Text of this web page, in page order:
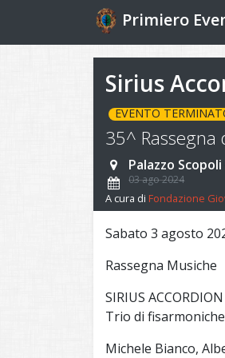
Primiero
Sirius
EVENTO
35^ Rassegna
Palazzo
03 ago 2024
A cura di Fondazione
Sabato 3 agosto
Rassegna Musiche
SIRIUS
Trio di fisarmoniche
Michele Bianco,